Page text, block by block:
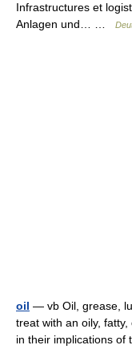
Infrastructures et
Anlagen und… …
oil — vb Oil, grease,
treat with an oily,
in their implications of